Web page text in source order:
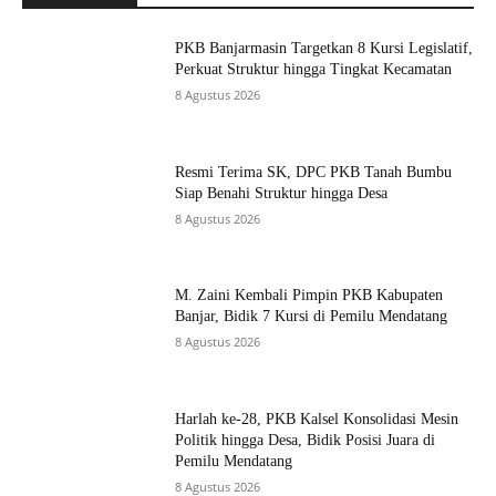
PKB Banjarmasin Targetkan 8 Kursi Legislatif,
Perkuat Struktur hingga Tingkat Kecamatan
8 Agustus 2026
Resmi Terima SK, DPC PKB Tanah Bumbu
Siap Benahi Struktur hingga Desa
8 Agustus 2026
M. Zaini Kembali Pimpin PKB Kabupaten
Banjar, Bidik 7 Kursi di Pemilu Mendatang
8 Agustus 2026
Harlah ke-28, PKB Kalsel Konsolidasi Mesin
Politik hingga Desa, Bidik Posisi Juara di
Pemilu Mendatang
8 Agustus 2026